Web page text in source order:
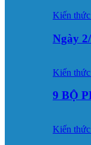
Kiến
Ngày
Kiến
9 BỘ
Kiến